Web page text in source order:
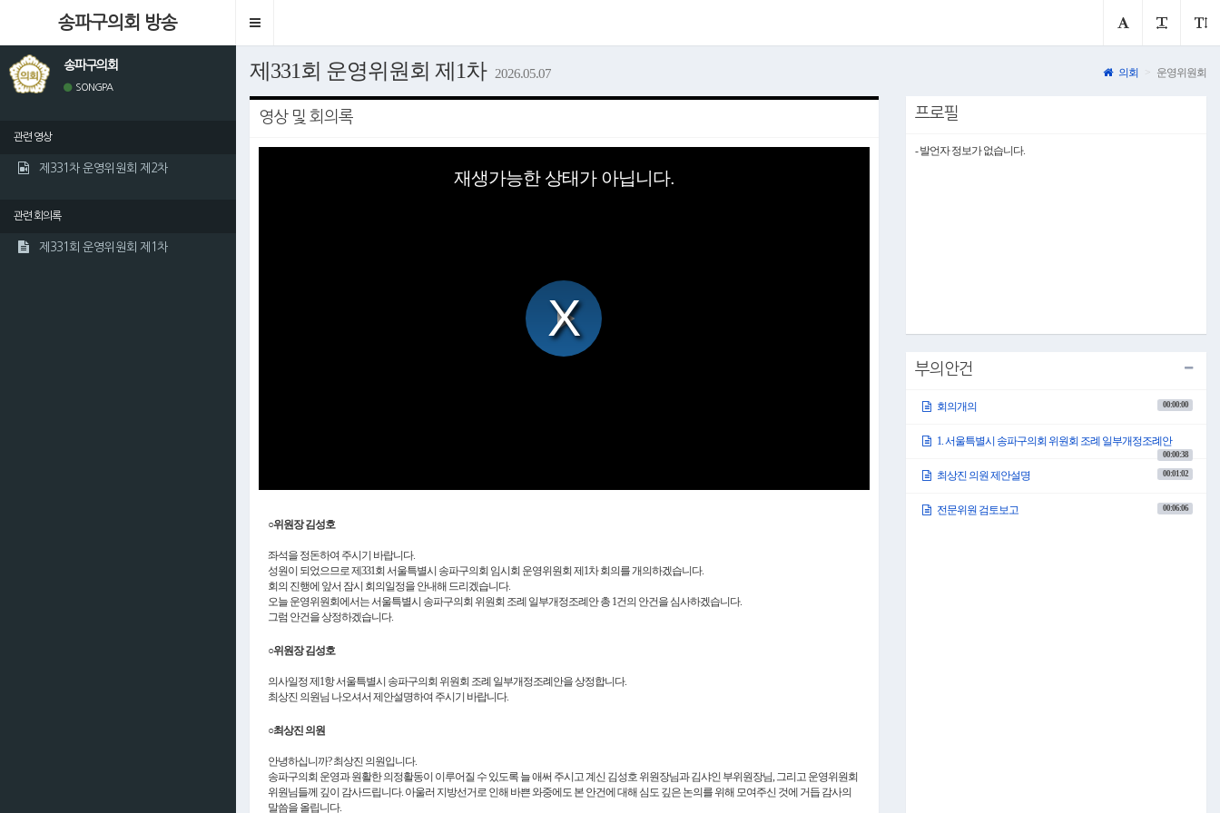
송파구의회 방송
Toggle
송파구의회
SONGPA
관련 영상
제331차 운영위원회 제2차
관련 회의록
제331회 운영위원회 제1차
제331회 운영위원회 제1차 2026.05.07 의회 운영위원회
영상 및 회의록
Play
재생가능한 상태가 아닙니다.
○위원장 김성호
좌석을 정돈하여 주시기 바랍니다.
성원이 되었으므로 제331회 서울특별시 송파구의회 임시회 운영위원회 제1차 회의를 개의하겠습니다.
회의 진행에 앞서 잠시 회의일정을 안내해 드리겠습니다.
오늘 운영위원회에서는 서울특별시 송파구의회 위원회 조례 일부개정조례안 총 1건의 안건을 심사하겠습니다.
그럼 안건을 상정하겠습니다.
○위원장 김성호
의사일정 제1항 서울특별시 송파구의회 위원회 조례 일부개정조례안을 상정합니다.
최상진 의원님 나오셔서 제안설명하여 주시기 바랍니다.
○최상진 의원
안녕하십니까? 최상진 의원입니다.
송파구의회 운영과 원활한 의정활동이 이루어질 수 있도록 늘 애써 주시고 계신 김성호 위원장님과 김샤인 부위원장님, 그리고 운영위원회
위원님들께 깊이 감사드립니다. 아울러 지방선거로 인해 바쁜 와중에도 본 안건에 대해 심도 깊은 논의를 위해 모여주신 것에 거듭 감사의
말씀을 올립니다.
프로필
- 발언자 정보가 없습니다.
부의안건
회의개의 00:00:00
1. 서울특별시 송파구의회 위원회 조례 일부개정조례안
00:00:38
최상진 의원 제안설명 00:01:02
전문위원 검토보고 00:06:06